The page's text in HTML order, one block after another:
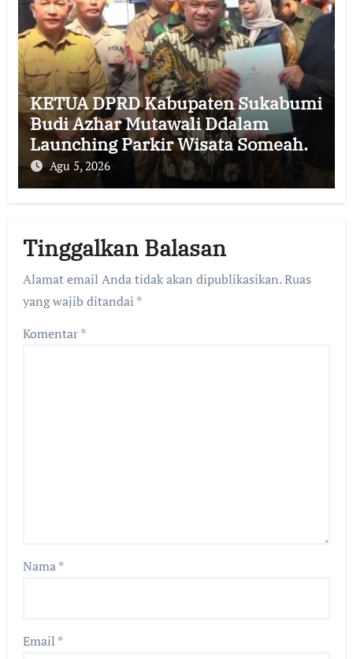
KETUA DPRD Kabupaten Sukabumi
Budi Azhar Mutawali Ddalam
Launching Parkir Wisata Someah.
Agu 5, 2026
Tinggalkan Balasan
Alamat email Anda tidak akan dipublikasikan.Ruas
yang wajib ditandai *
Komentar*
Nama*
Email *